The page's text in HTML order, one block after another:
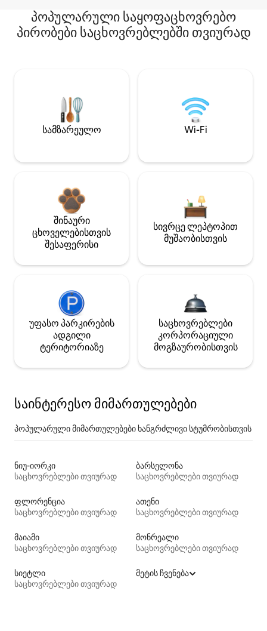
პოპულარული საყოფაცხოვრებო
პირობები საცხოვრებლებში თვიურად
სამზარეულო Wi-Fi
შინაური
ცხოველებისთვის
შესაფერისი
სივრცე ლეპტოპით
მუშაობისთვის
უფასო პარკირების
ადგილი
ტერიტორიაზე
საცხოვრებლები
კორპორაციული
მოგზაურობისთვის
საინტერესო მიმართულებები
პოპულარული მიმართულებები ხანგრძლივი სტუმრობისთვის
ნიუ-იორკი
საცხოვრებლები თვიურად
ბარსელონა
საცხოვრებლები თვიურად
ფლორენცია
საცხოვრებლები თვიურად
ათენი
საცხოვრებლები თვიურად
მაიამი
საცხოვრებლები თვიურად
მონრეალი
საცხოვრებლები თვიურად
სიეტლი
საცხოვრებლები თვიურად
მეტის ჩვენება